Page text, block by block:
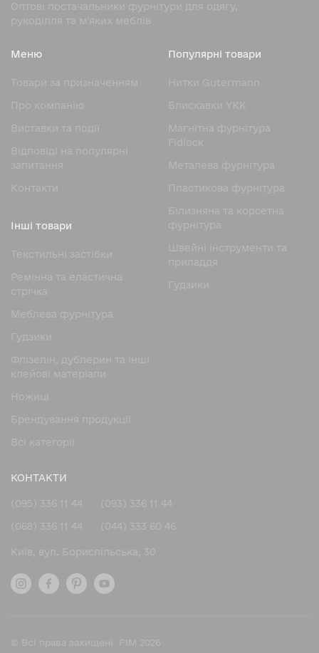
Оптові постачальники фурнітури для одягу,
рукоділля та м’яких меблів
Меню
Товари за призначенням
Про компанію
Виставки та події
Відповіді на популярні
запитання
Контакти
Популярні товари
Нитки Gutermann
Блискавки YKK
Магнітна фурнітура
Fidlock
Металева фурнітура
Пластикова фурнітура
Білизняна та корсетна
фурнітура
Швейні інструменти та
приладдя
Гудзики
Інші товари
Текстильні застібки
Ремінна та еластична
стрічка
Меблева фурнітура
Гудзики
Флізелін, дублерин та інші
клейові матеріали
Ножицi
Брендування продукції
Всі категорії
КОНТАКТИ
(095) 336 11 44
(093) 336 11 44
(068) 336 11 44
(044) 333 60 46
Київ, вул. Бориспільська, 30
© Всі права захищені. PIM 2026